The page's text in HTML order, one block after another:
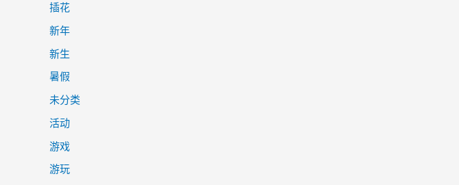
插花
新年
新生
暑假
未分类
活动
游戏
游玩